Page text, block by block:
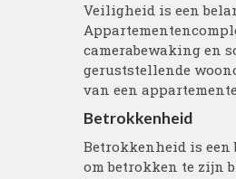
Veiligheid is een
camerabewaking en
geruststellende
van een
Betrokkenheid
Betrokkenheid is een
om betrokken te zijn